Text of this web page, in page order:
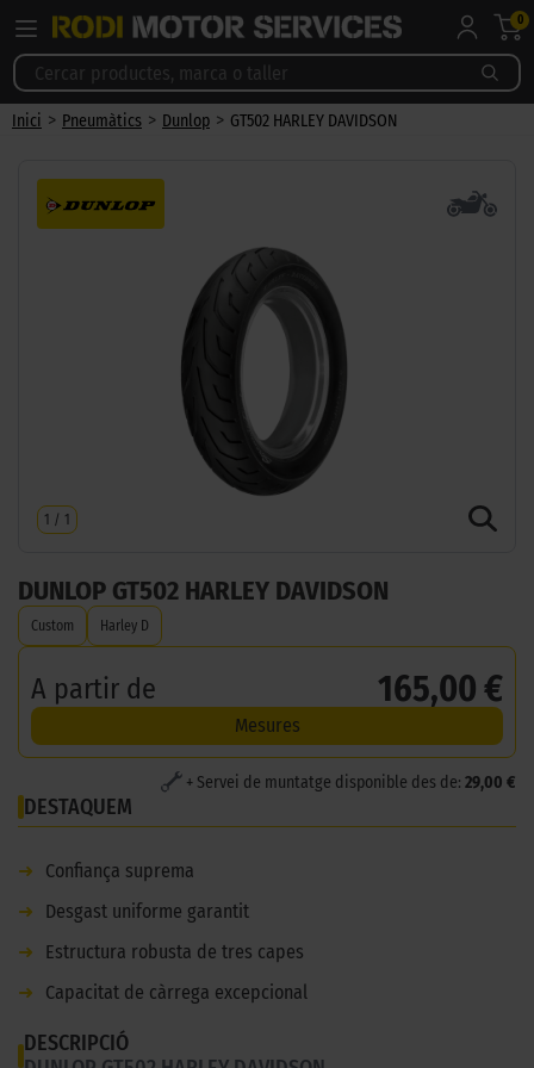
0
Inici > Pneumàtics > Dunlop > GT502 HARLEY DAVIDSON
1 / 1
DUNLOP GT502 HARLEY DAVIDSON
Custom Harley D
A partir de 165,00 €
Mesures
+ Servei de muntatge disponible des de: 29,00 €
DESTAQUEM
➜
Confiança suprema
➜
Desgast uniforme garantit
➜
Estructura robusta de tres capes
➜
Capacitat de càrrega excepcional
DESCRIPCIÓ